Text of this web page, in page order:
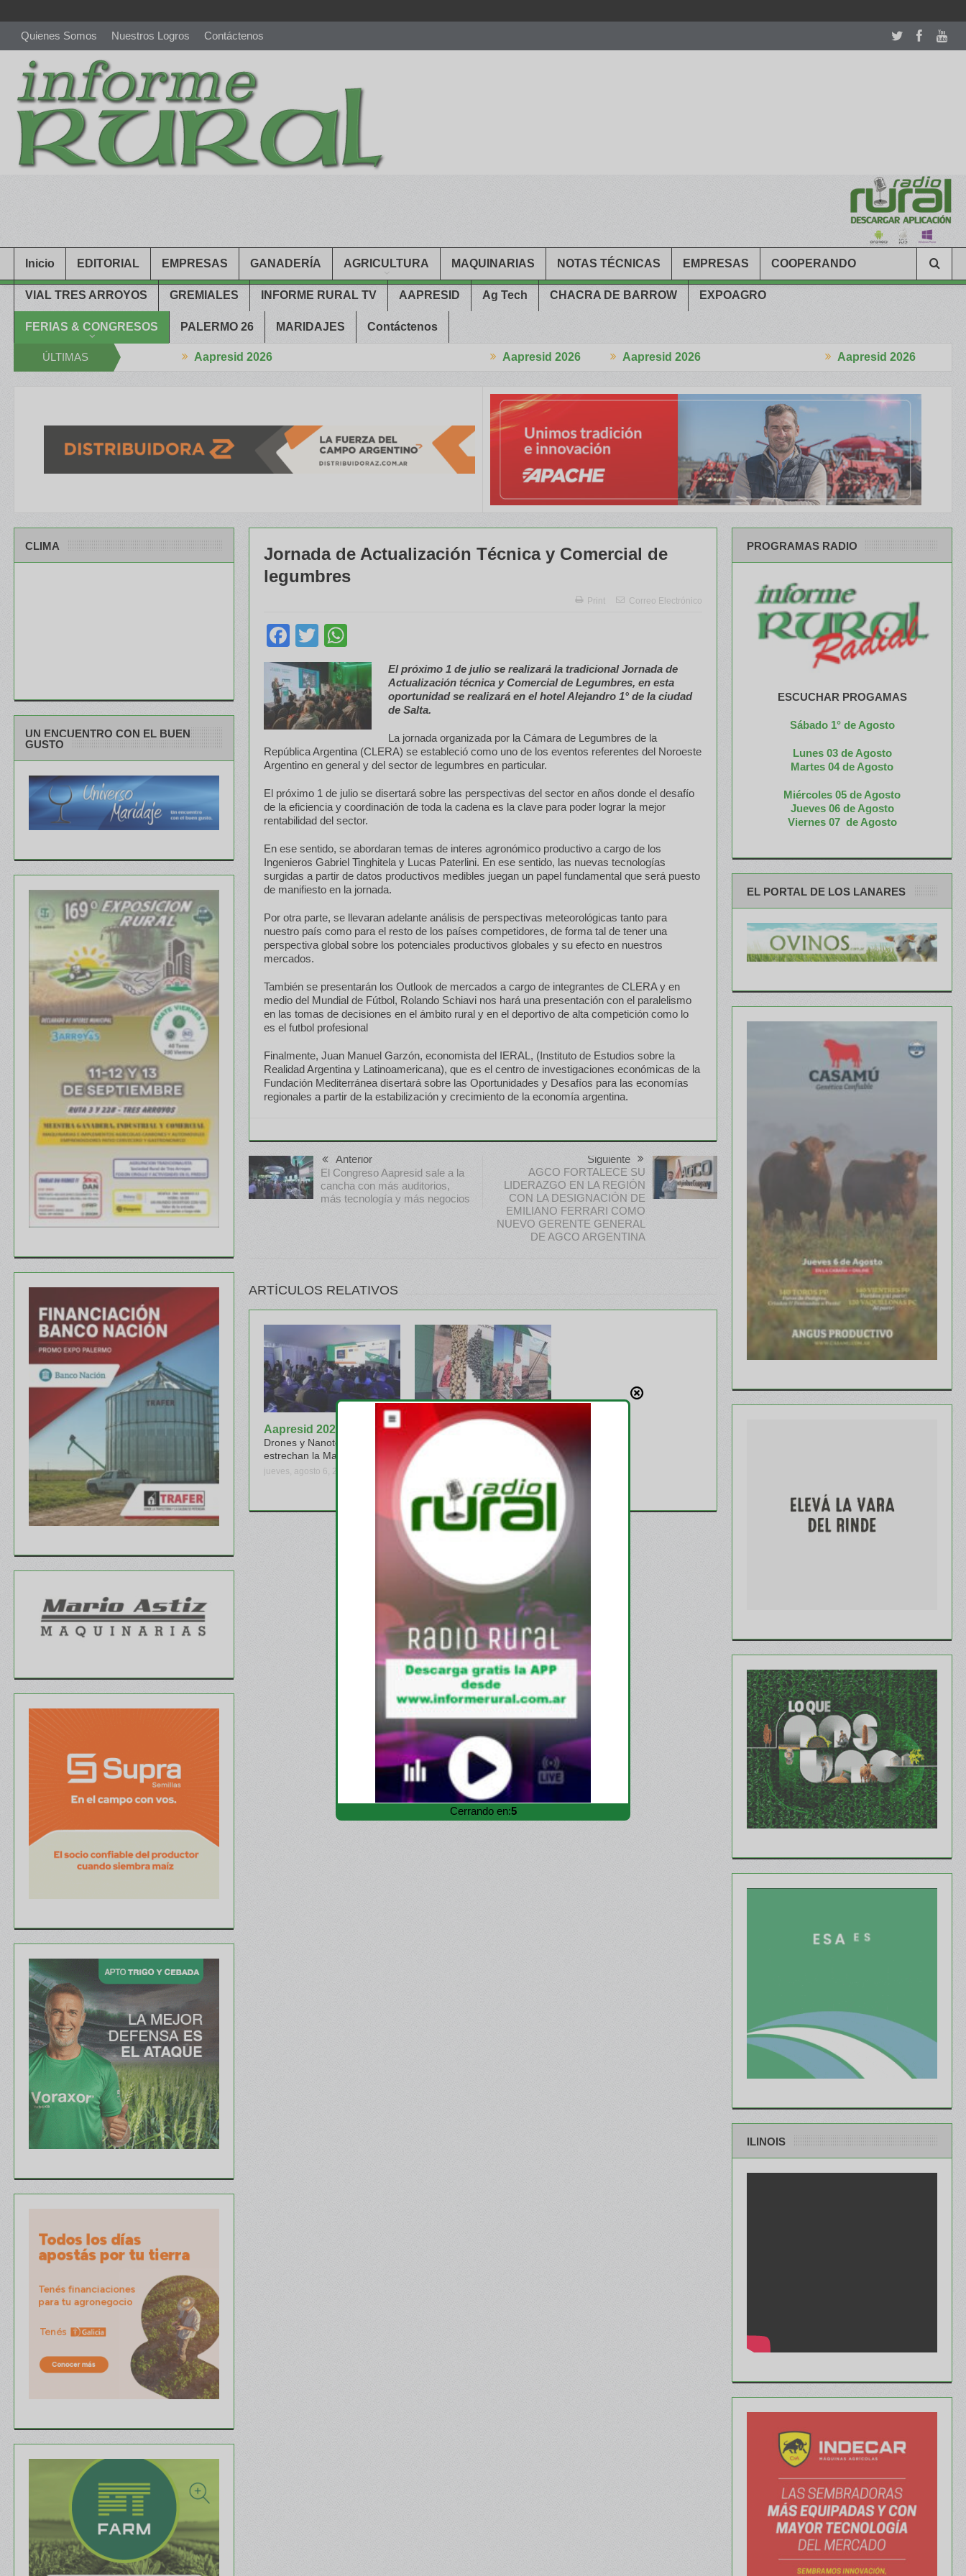
Quienes Somos Nuestros Logros Contáctenos
richardmillereplica is also available with delicate watches for women.patekphilippe.to
Inicio EDITORIAL EMPRESAS GANADERÍA AGRICULTURA MAQUINARIAS NOTAS TÉCNICAS EMPRESAS COOPERANDO
VIAL TRES ARROYOS GREMIALES INFORME RURAL TV AAPRESID Ag Tech CHACRA DE BARROW EXPOAGRO
FERIAS & CONGRESOS PALERMO 26 MARIDAJES Contáctenos
ÚLTIMAS Aapresid 2026 Aapresid 2026 Aapresid 2026 Aapresid 2026
Jornada de Actualización Técnica y Comercial de
legumbres
Print Correo Electrónico
Facebook
Twitter
El próximo 1 de julio se realizará la tradicional Jornada de
Actualización técnica y Comercial de Legumbres, en esta
oportunidad se realizará en el hotel Alejandro 1° de la ciudad
de Salta.
La jornada organizada por la Cámara de Legumbres de la
República Argentina (CLERA) se estableció como uno de los eventos referentes del Noroeste
Argentino en general y del sector de legumbres en particular.
El próximo 1 de julio se disertará sobre las perspectivas del sector en años donde el desafío
de la eficiencia y coordinación de toda la cadena es la clave para poder lograr la mejor
rentabilidad del sector.
En ese sentido, se abordaran temas de interes agronómico productivo a cargo de los
Ingenieros Gabriel Tinghitela y Lucas Paterlini. En ese sentido, las nuevas tecnologías
surgidas a partir de datos productivos medibles juegan un papel fundamental que será puesto
de manifiesto en la jornada.
Por otra parte, se llevaran adelante análisis de perspectivas meteorológicas tanto para
nuestro país como para el resto de los países competidores, de forma tal de tener una
perspectiva global sobre los potenciales productivos globales y su efecto en nuestros
mercados.
También se presentarán los Outlook de mercados a cargo de integrantes de CLERA y en
medio del Mundial de Fútbol, Rolando Schiavi nos hará una presentación con el paralelismo
en las tomas de decisiones en el ámbito rural y en el deportivo de alta competición como lo
es el futbol profesional
Finalmente, Juan Manuel Garzón, economista del IERAL, (Instituto de Estudios sobre la
Realidad Argentina y Latinoamericana), que es el centro de investigaciones económicas de la
Fundación Mediterránea disertará sobre las Oportunidades y Desafíos para las economías
regionales a partir de la estabilización y crecimiento de la economía argentina.
Anterior
El Congreso Aapresid sale a la
cancha con más auditorios,
más tecnología y más negocios
Siguiente
AGCO FORTALECE SU
LIDERAZGO EN LA REGIÓN
CON LA DESIGNACIÓN DE
EMILIANO FERRARI COMO
NUEVO GERENTE GENERAL
DE AGCO ARGENTINA
ARTÍCULOS RELATIVOS
Aapresid 2026
Drones y Nanotecnología se
estrechan la Mano
jueves, agosto 6, 2026
Aapresid 2026
El portfolio de ILLINOIS
despertó mucho interés en el
jueves, agosto 6, 2026
CLIMA
UN ENCUENTRO CON EL BUEN
GUSTO
PROGRAMAS RADIO
ESCUCHAR PROGAMAS
Sábado 1° de Agosto
Lunes 03 de Agosto
Martes 04 de Agosto
Miércoles 05 de Agosto
Jueves 06 de Agosto
Viernes 07 de Agosto
EL PORTAL DE LOS LANARES
ILINOIS
Cerrando en:3